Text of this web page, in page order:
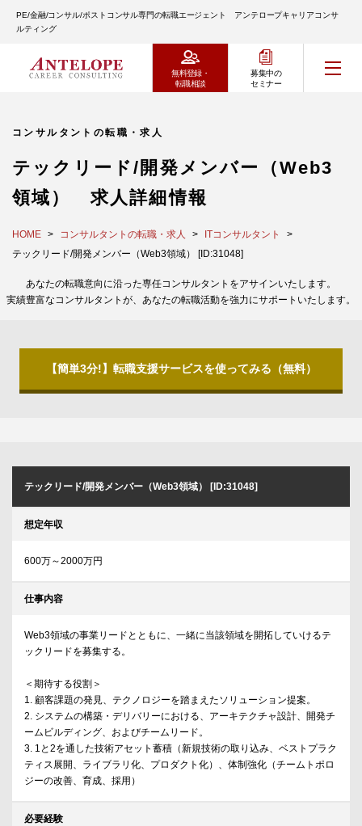
PE/金融/コンサル/ポストコンサル専門の転職エージェント アンテロープキャリアコンサ
ルティング
無料登録・
転職相談
募集中の
セミナー
コンサルタントの転職・求人
テックリード/開発メンバー（Web3
領域） 求人詳細情報
HOME コンサルタントの転職・求人
ITコンサルタント
テックリード/開発メンバー（Web3領域） [ID:31048]
あなたの転職意向に沿った専任コンサルタントをアサインいたします。
実績豊富なコンサルタントが、あなたの転職活動を強力にサポートいたします。
【簡単3分!】転職支援サービスを使ってみる（無料）
テックリード/開発メンバー（Web3領域） [ID:31048]
想定年収
600万～2000万円
仕事内容
Web3領域の事業リードとともに、一緒に当該領域を開拓していけるテ
ックリードを募集する。
＜期待する役割＞
1. 顧客課題の発見、テクノロジーを踏まえたソリューション提案。
2. システムの構築・デリバリーにおける、アーキテクチャ設計、開発チ
ームビルディング、およびチームリード。
3. 1と2を通した技術アセット蓄積（新規技術の取り込み、ベストプラク
ティス展開、ライブラリ化、プロダクト化）、体制強化（チームトポロ
ジーの改善、育成、採用）
必要経験